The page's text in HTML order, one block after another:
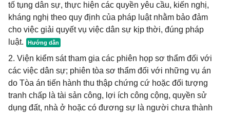
tố tụng dân sự, thực hiện các quyền yêu cầu, kiến nghị,
kháng nghị theo quy định của pháp luật nhằm bảo đảm
cho việc giải quyết vụ việc dân sự kịp thời, đúng pháp
luật.
2. Viện kiểm sát tham gia các phiên họp sơ thẩm đối với
các việc dân sự; phiên tòa sơ thẩm đối với những vụ án
do Tòa án tiến hành thu thập chứng cứ hoặc đối tượng
tranh chấp là tài sản công, lợi ích công cộng, quyền sử
dụng đất, nhà ở hoặc có đương sự là người chưa thành